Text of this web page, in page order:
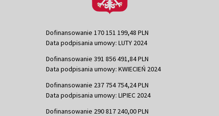
Dofinansowanie 170 151 199,48 PLN
Data podpisania umowy: LUTY 2024
Dofinansowanie 391 856 491,84 PLN
Data podpisania umowy: KWIECIEŃ 2024
Dofinansowanie 237 754 754,24 PLN
Data podpisania umowy: LIPIEC 2024
Dofinansowanie 290 817 240,00 PLN